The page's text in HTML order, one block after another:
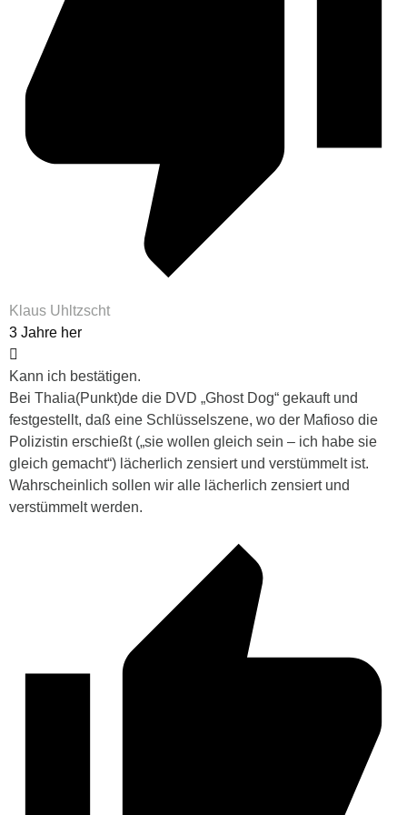
Klaus Uhltzscht
3 Jahre her
Kann ich bestätigen.
Bei Thalia(Punkt)de die DVD „Ghost Dog“ gekauft und
festgestellt, daß eine Schlüsselszene, wo der Mafioso die
Polizistin erschießt („sie wollen gleich sein – ich habe sie
gleich gemacht“) lächerlich zensiert und verstümmelt ist.
Wahrscheinlich sollen wir alle lächerlich zensiert und
verstümmelt werden.